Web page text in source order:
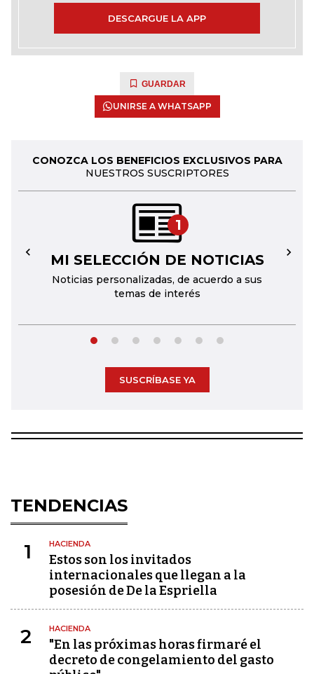
DESCARGUE LA APP
GUARDAR
UNIRSE A WHATSAPP
CONOZCA LOS BENEFICIOS EXCLUSIVOS PARA
NUESTROS SUSCRIPTORES
1
MI SELECCIÓN DE NOTICIAS
Noticias personalizadas, de acuerdo a sus
temas de interés
← →
SUSCRÍBASE YA
TENDENCIAS
1 HACIENDA
Estos son los invitados
internacionales que llegan a la
posesión de De la Espriella
2 HACIENDA
"En las próximas horas firmaré el
decreto de congelamiento del gasto